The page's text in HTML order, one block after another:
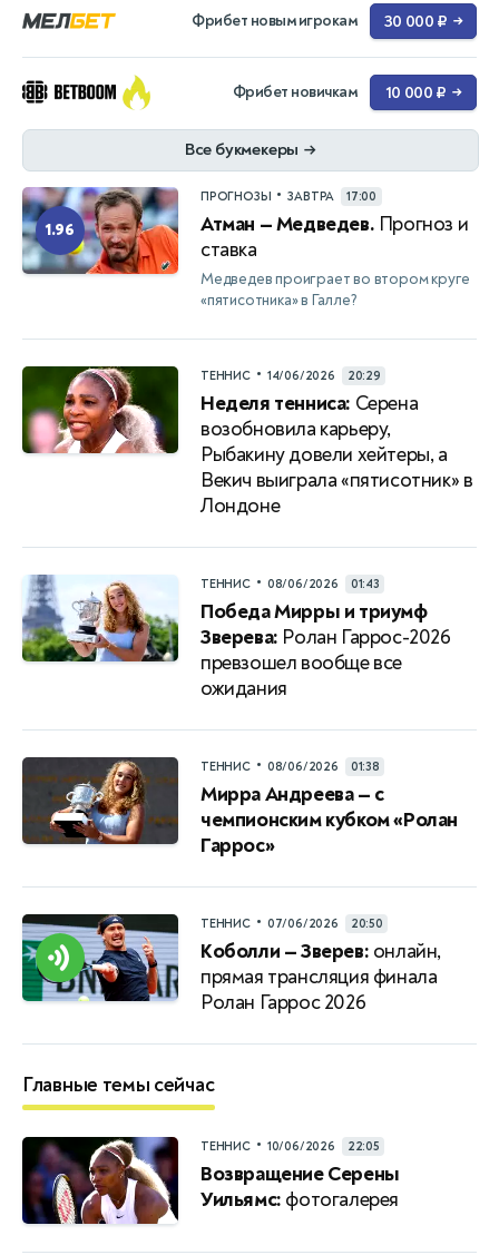
Фрибет новым игрокам 30 000 ₽ →
Фрибет новичкам 10 000 ₽ →
Все букмекеры →
1.96
ПРОГНОЗЫ • ЗАВТРА 17:00
Атман — Медведев. Прогноз и
ставка
Медведев проиграет во втором круге
«пятисотника» в Галле?
ТЕННИС • 14/06/2026 20:29
Неделя тенниса: Серена
возобновила карьеру,
Рыбакину довели хейтеры, а
Векич выиграла «пятисотник» в
Лондоне
ТЕННИС • 08/06/2026 01:43
Победа Мирры и триумф
Зверева: Ролан Гаррос-2026
превзошел вообще все
ожидания
ТЕННИС • 08/06/2026 01:38
Мирра Андреева — с
чемпионским кубком «Ролан
Гаррос»
ТЕННИС • 07/06/2026 20:50
Коболли — Зверев: онлайн,
прямая трансляция финала
Ролан Гаррос 2026
Главные темы сейчас
ТЕННИС • 10/06/2026 22:05
Возвращение Серены
Уильямс: фотогалерея